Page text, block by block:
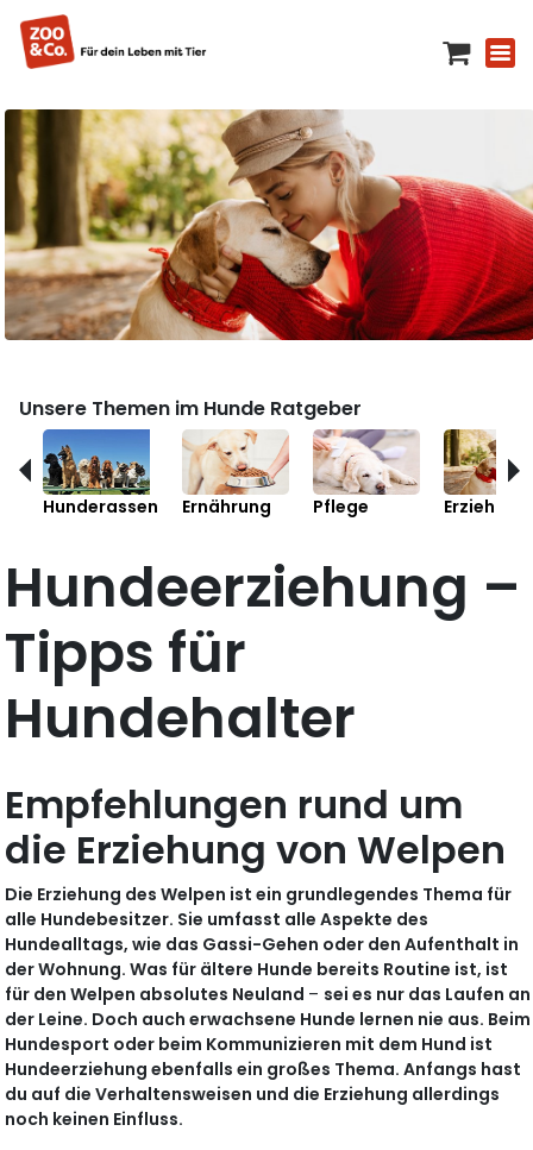
Unsere Themen im Hunde Ratgeber
Hunderassen Ernährung Pflege Erziehung
Hundeerziehung –
Tipps für
Hundehalter
Empfehlungen rund um
die Erziehung von Welpen
Die Erziehung des Welpen ist ein grundlegendes Thema für
alle Hundebesitzer. Sie umfasst alle Aspekte des
Hundealltags, wie das Gassi-Gehen oder den Aufenthalt in
der Wohnung. Was für ältere Hunde bereits Routine ist, ist
für den Welpen absolutes Neuland – sei es nur das Laufen an
der Leine. Doch auch erwachsene Hunde lernen nie aus. Beim
Hundesport oder beim Kommunizieren mit dem Hund ist
Hundeerziehung ebenfalls ein großes Thema. Anfangs hast
du auf die Verhaltensweisen und die Erziehung allerdings
noch keinen Einfluss.